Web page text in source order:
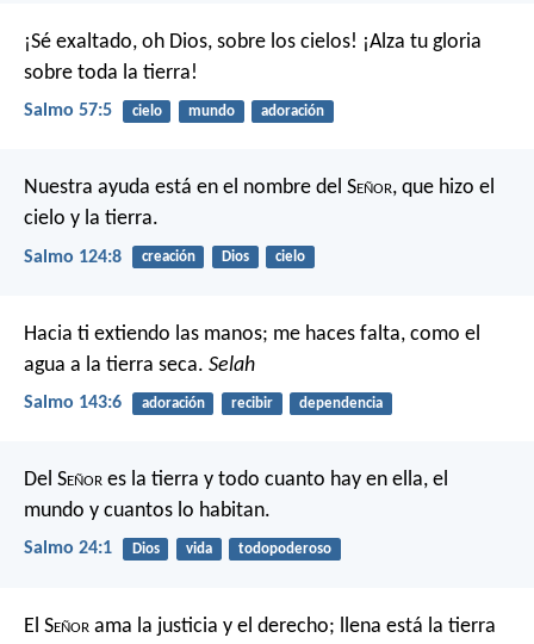
¡Sé exaltado, oh Dios, sobre los cielos! ¡Alza tu gloria
sobre toda la tierra!
Salmo 57:5 cielo mundo adoración
Nuestra ayuda está en el nombre del Señor, que hizo el
cielo y la tierra.
Salmo 124:8 creación Dios cielo
Hacia ti extiendo las manos; me haces falta, como el
agua a la tierra seca. Selah
Salmo 143:6 adoración recibir dependencia
Del Señor es la tierra y todo cuanto hay en ella, el
mundo y cuantos lo habitan.
Salmo 24:1 Dios vida todopoderoso
El Señor ama la justicia y el derecho; llena está la tierra